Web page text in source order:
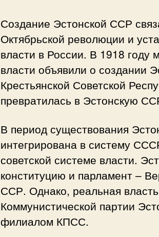
Создание Эстонской ССР
Октябрьской революции и
власти в России. В 1918 году
власти объявили о создании
Крестьянской Советской
превратилась в Эстонскую
В период существования
интегрирована в систему
советской системе власти.
конституцию и парламент –
ССР. Однако, реальная
Коммунистической партии
филиалом КПСС.